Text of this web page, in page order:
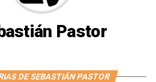
Pastor
DE SEBASTIÁN PASTOR